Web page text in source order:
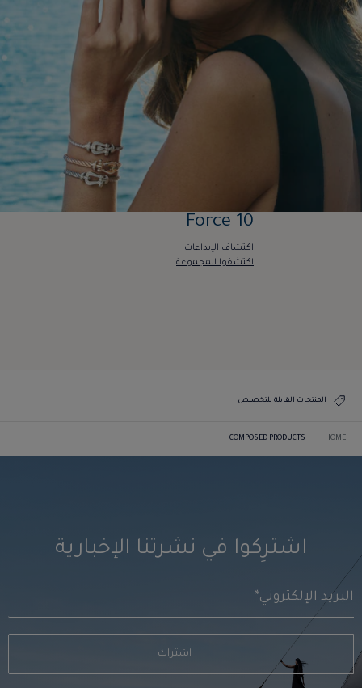
Force 10
اكتشاف الإبداعات
اكتشفوا المجموعة
المنتجات القابلة للتخصيص
HOME
COMPOSED PRODUCTS
اشترِكوا في نشرتنا الإخبارية
اشتراك